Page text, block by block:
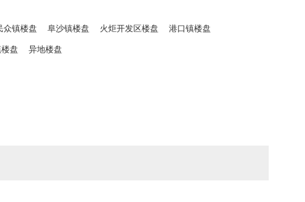
众镇楼盘 阜沙镇楼盘 火炬开发区楼盘 港口镇楼盘
盘 异地楼盘